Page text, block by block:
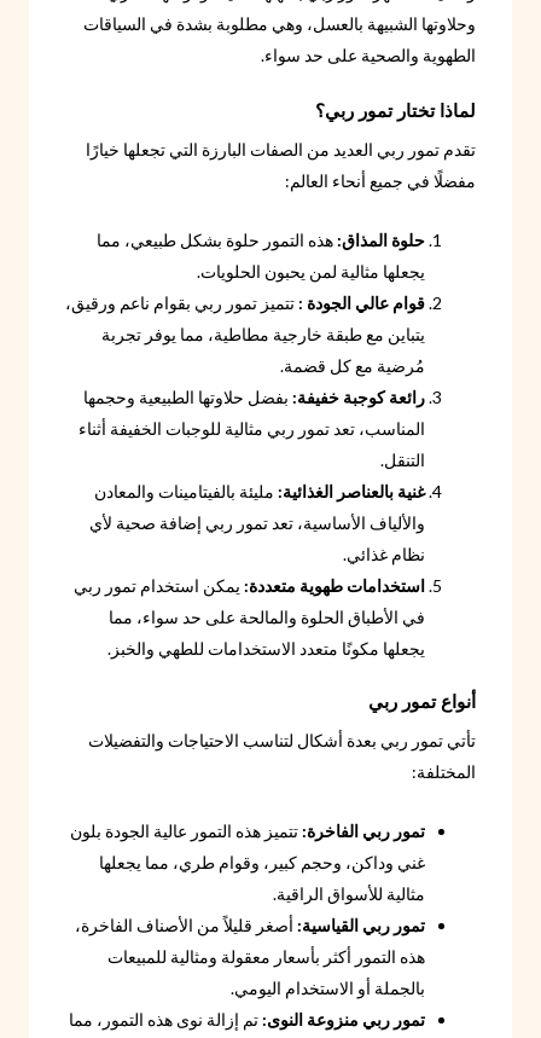
وحلاوتها الشبيهة بالعسل، وهي مطلوبة بشدة في السياقات
الطهوية والصحية على حد سواء.
لماذا تختار تمور ربي؟
تقدم تمور ربي العديد من الصفات البارزة التي تجعلها خيارًا
مفضلًا في جميع أنحاء العالم:
حلوة المذاق: هذه التمور حلوة بشكل طبيعي، مما
يجعلها مثالية لمن يحبون الحلويات.
قوام عالي الجودة : تتميز تمور ربي بقوام ناعم ورقيق،
يتباين مع طبقة خارجية مطاطية، مما يوفر تجربة
مُرضية مع كل قضمة.
رائعة كوجبة خفيفة: بفضل حلاوتها الطبيعية وحجمها
المناسب، تعد تمور ربي مثالية للوجبات الخفيفة أثناء
التنقل.
غنية بالعناصر الغذائية: مليئة بالفيتامينات والمعادن
والألياف الأساسية، تعد تمور ربي إضافة صحية لأي
نظام غذائي.
استخدامات طهوية متعددة: يمكن استخدام تمور ربي
في الأطباق الحلوة والمالحة على حد سواء، مما
يجعلها مكونًا متعدد الاستخدامات للطهي والخبز.
أنواع تمور ربي
تأتي تمور ربي بعدة أشكال لتناسب الاحتياجات والتفضيلات
المختلفة:
تمور ربي الفاخرة: تتميز هذه التمور عالية الجودة بلون
غني وداكن، وحجم كبير، وقوام طري، مما يجعلها
مثالية للأسواق الراقية.
تمور ربي القياسية: أصغر قليلاً من الأصناف الفاخرة،
هذه التمور أكثر بأسعار معقولة ومثالية للمبيعات
بالجملة أو الاستخدام اليومي.
تمور ربي منزوعة النوى: تم إزالة نوى هذه التمور، مما